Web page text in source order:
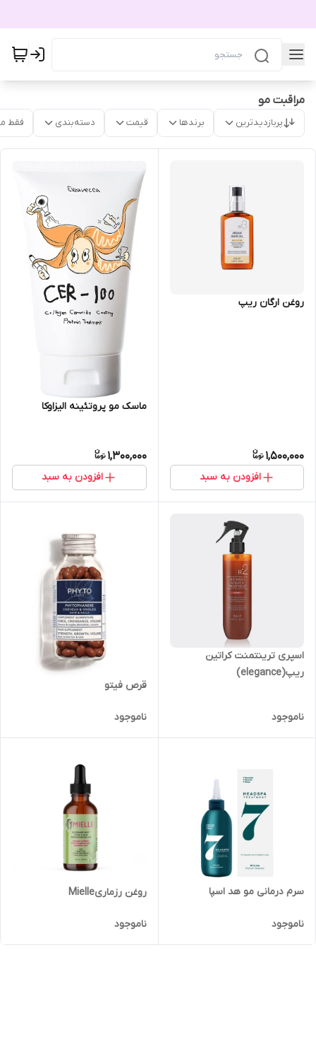
مراقبت مو
پربازدیدترین برندها قیمت دسته‌بندی فقط
روغن ارگان ریپ
1,500,000
افزودن به سبد
ماسک مو پروتئینه الیزاوکا
1,300,000
افزودن به سبد
اسپری ترینتمنت کراتین
ریپ(elegance)
ناموجود
قرص فیتو
ناموجود
سرم درمانی مو هد اسپا
ناموجود
روغن رزماریMielle
ناموجود